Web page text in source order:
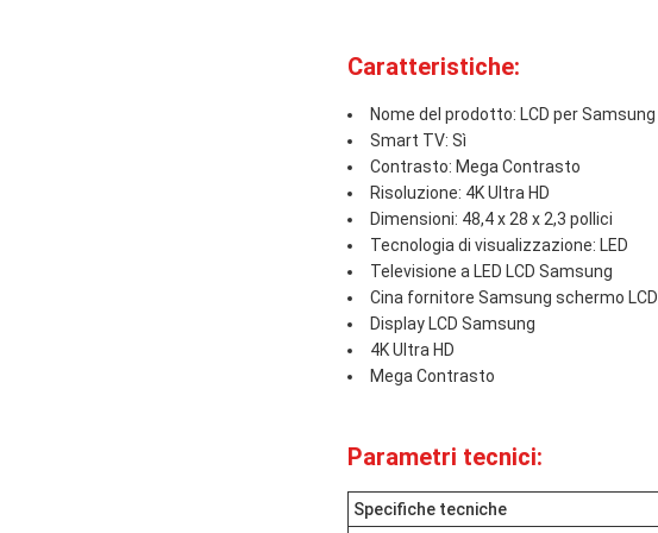
Caratteristiche:
Nome del prodotto: LCD per Samsung
Smart TV: Sì
Contrasto: Mega Contrasto
Risoluzione: 4K Ultra HD
Dimensioni: 48,4 x 28 x 2,3 pollici
Tecnologia di visualizzazione: LED
Televisione a LED LCD Samsung
Cina fornitore Samsung schermo LCD
Display LCD Samsung
4K Ultra HD
Mega Contrasto
Parametri tecnici:
Specifiche tecniche